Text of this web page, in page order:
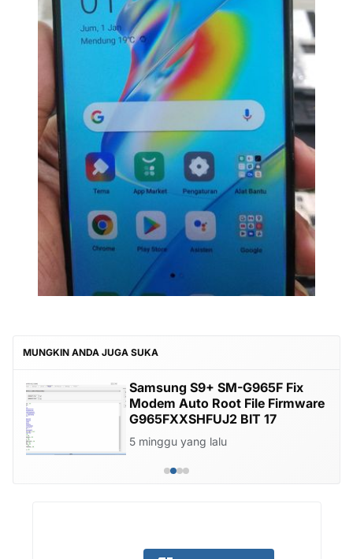
MUNGKIN ANDA JUGA SUKA
Samsung S9+ SM-G965F Fix
Modem Auto Root File Firmware
G965FXXSHFUJ2 BIT 17
5 minggu yang lalu